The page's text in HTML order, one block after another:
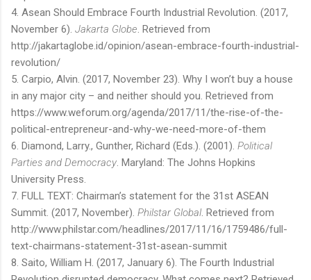
4. Asean Should Embrace Fourth Industrial Revolution. (2017,
November 6). Jakarta Globe. Retrieved from
http://jakartaglobe.id/opinion/asean-embrace-fourth-industrial-
revolution/
5. Carpio, Alvin. (2017, November 23). Why I won’t buy a house
in any major city – and neither should you. Retrieved from
https://www.weforum.org/agenda/2017/11/the-rise-of-the-
political-entrepreneur-and-why-we-need-more-of-them
6. Diamond, Larry., Gunther, Richard (Eds.). (2001). Political
Parties and Democracy. Maryland: The Johns Hopkins
University Press.
7. FULL TEXT: Chairman’s statement for the 31st ASEAN
Summit. (2017, November). Philstar Global. Retrieved from
http://www.philstar.com/headlines/2017/11/16/1759486/full-
text-chairmans-statement-31st-asean-summit
8. Saito, William H. (2017, January 6). The Fourth Industrial